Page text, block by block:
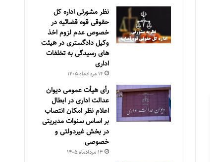
نظر مشورتی اداره کل
حقوقی قوه قضائیه در
خصوص عدم لزوم اخذ
وکیل دادگستری در هیئت
های رسیدگی به تخلفات
اداری
۱۴ مرداد‌ماه ۱۴۰۵
رأی هیأت عمومی دیوان
عدالت اداری در ابطال
اعلام نظر امکان انتصاب
بر اساس سنوات مدیریتی
در بخش غیردولتی و
خصوصی
۱۳ مرداد‌ماه ۱۴۰۵